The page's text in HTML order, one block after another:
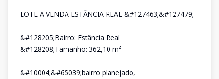
LOTE A VENDA ESTÂNCIA REAL &#127463;&#127479;
&#128205;Bairro: Estância Real
&#128208;Tamanho: 362,10 m²
&#10004;&#65039;bairro planejado,